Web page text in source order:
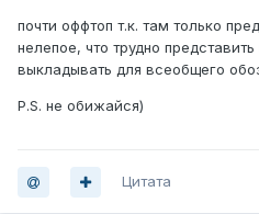
почти оффтоп т.к. там только
нелепое, что трудно
выкладывать для всеобщего
P.S. не обижайся)
Цитата